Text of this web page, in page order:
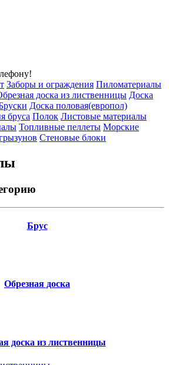
Заборы и ограждения Пиломатериалы
доска из лиственницы Доска
Доска половая(европол)
бруса Полок Листовые материалы
Топливные пеллеты Морские
Стеновые блоки
Брус
Обрезная доска
доска из лиственницы